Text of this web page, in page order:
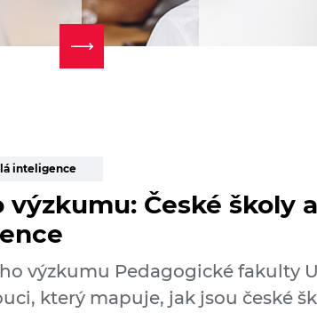
inteligence
výzkumu: České školy a
výzkumu Pedagogické fakulty
který mapuje, jak jsou české